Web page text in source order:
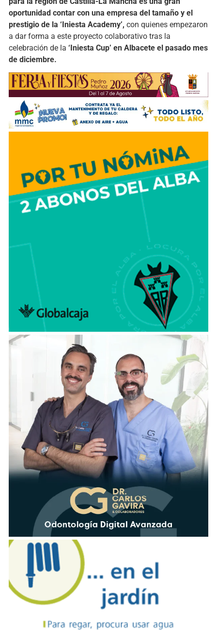
oportunidad contar con una empresa del tamaño y el
prestigio de la ‘Iniesta Academy’, con quienes empezaron
a dar forma a este proyecto colaborativo tras la
celebración de la ‘Iniesta Cup’ en Albacete el pasado mes
de diciembre.